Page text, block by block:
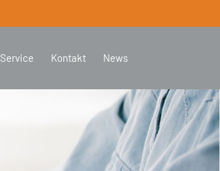
Service Kontakt News